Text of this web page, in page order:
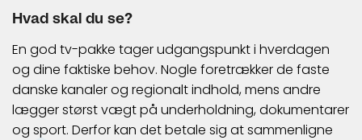
Hvad skal du se?
En god tv-pakke tager udgangspunkt i hverdagen
og dine faktiske behov. Nogle foretrækker de faste
danske kanaler og regionalt indhold, mens andre
lægger størst vægt på underholdning, dokumentarer
og sport. Derfor kan det betale sig at sammenligne